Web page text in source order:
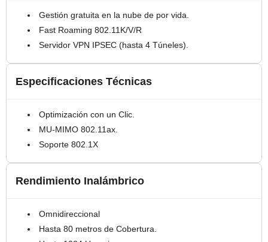
Gestión gratuita en la nube de por vida.
Fast Roaming 802.11K/V/R
Servidor VPN IPSEC (hasta 4 Túneles).
Especificaciones Técnicas
Optimización con un Clic.
MU-MIMO 802.11ax.
Soporte 802.1X
Rendimiento Inalámbrico
Omnidireccional
Hasta 80 metros de Cobertura.